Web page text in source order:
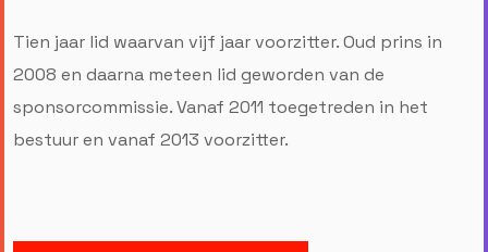
Tien jaar lid waarvan vijf jaar voorzitter. Oud prins in
2008 en daarna meteen lid geworden van de
sponsorcommissie. Vanaf 2011 toegetreden in het
bestuur en vanaf 2013 voorzitter.